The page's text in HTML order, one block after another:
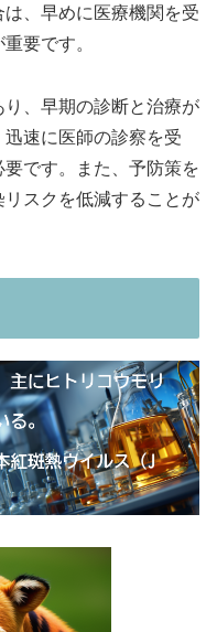
、早めに医療機関を受
要です。
、早期の診断と治療が
速に医師の診察を受
です。また、予防策を
スクを低減することが